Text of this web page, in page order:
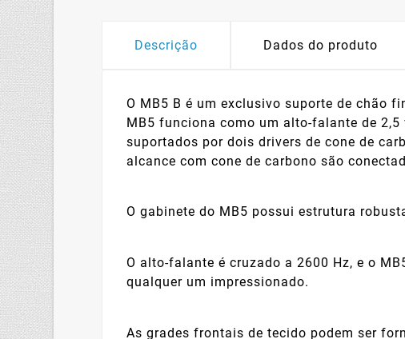
Descrição Dados do produto
O MB5 B é um exclusivo suporte de chão
MB5 funciona como um alto-falante de
suportados por dois drivers de cone de
alcance com cone de carbono são
O gabinete do MB5 possui estrutura
O alto-falante é cruzado a 2600 Hz, e o
qualquer um impressionado.
As grades frontais de tecido podem ser